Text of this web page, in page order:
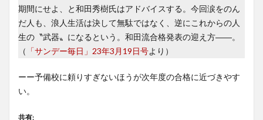
期間にせよ、と和田秀樹氏はアドバイスする。今回涙をのん
だ人も、浪人生活は決して無駄ではなく、逆にこれからの人
生の〝武器〟になるという。和田流合格発表の迎え方――。
（ 「サンデー毎日」23年3月19日号より）
ーー予備校に頼りすぎないほうが次年度の合格に近づきやす
い。
共有: